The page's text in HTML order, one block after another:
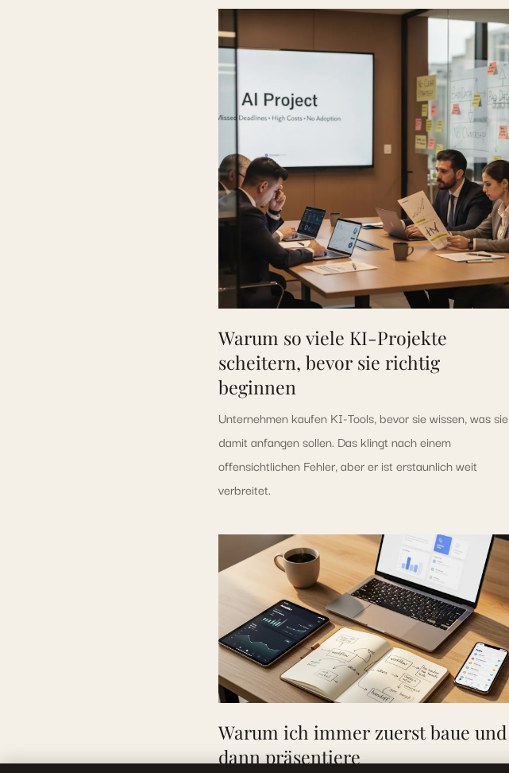
Warum so viele KI-Projekte
scheitern, bevor sie richtig
beginnen
Unternehmen kaufen KI-Tools, bevor sie wissen, was sie
damit anfangen sollen. Das klingt nach einem
offensichtlichen Fehler, aber er ist erstaunlich weit
verbreitet.
Warum ich immer zuerst baue und
dann präsentiere